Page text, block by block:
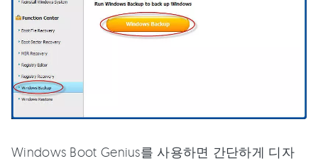
Windows Boot Genius를 사용하면 간단하게 디자